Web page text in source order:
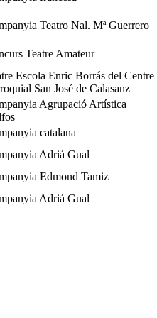
Teatro Nal. Mª Guerrero
Teatre Amateur
Escola Enric Borrás del Centre
San José de Calasanz
Agrupació Artística
catalana
Adriá Gual
Edmond Tamiz
Adriá Gual